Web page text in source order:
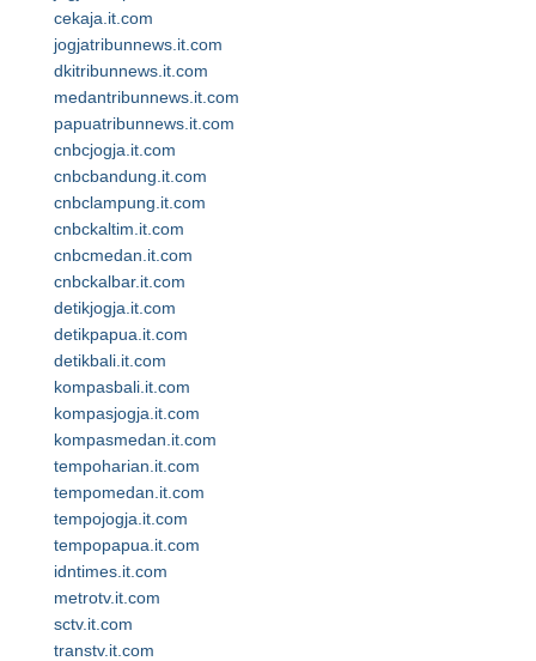
cekaja.it.com
jogjatribunnews.it.com
dkitribunnews.it.com
medantribunnews.it.com
papuatribunnews.it.com
cnbcjogja.it.com
cnbcbandung.it.com
cnbclampung.it.com
cnbckaltim.it.com
cnbcmedan.it.com
cnbckalbar.it.com
detikjogja.it.com
detikpapua.it.com
detikbali.it.com
kompasbali.it.com
kompasjogja.it.com
kompasmedan.it.com
tempoharian.it.com
tempomedan.it.com
tempojogja.it.com
tempopapua.it.com
idntimes.it.com
metrotv.it.com
sctv.it.com
transtv.it.com